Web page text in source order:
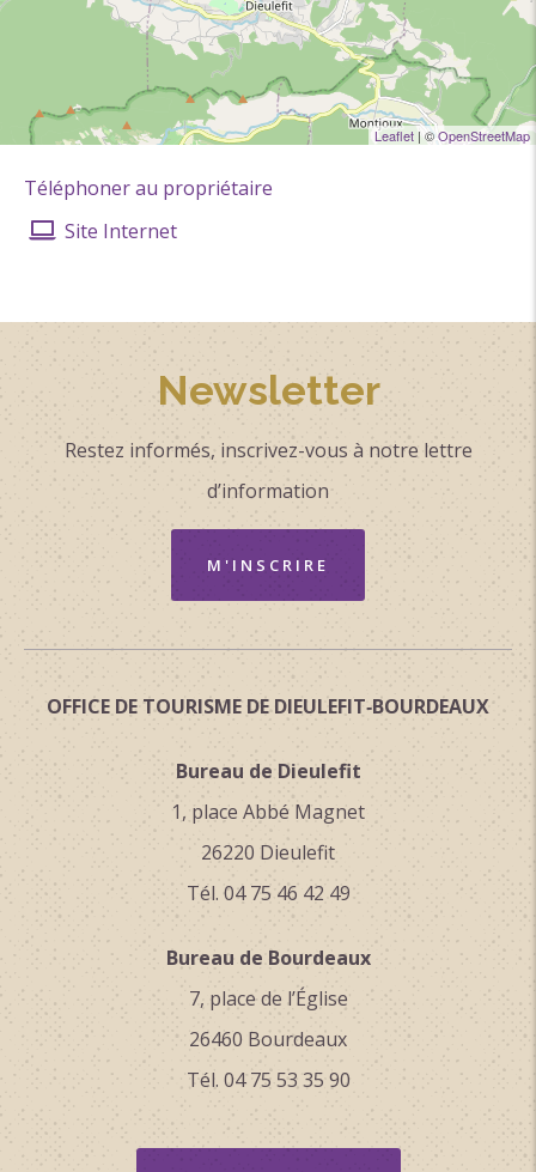
Leaflet | ©OpenStreetMap
Téléphoner au propriétaire
Site Internet
Newsletter
Restez informés, inscrivez-vous à notre lettre
d’information
M'INSCRIRE
OFFICE DE TOURISME DE DIEULEFIT‑BOURDEAUX
Bureau de Dieulefit
1, place Abbé Magnet
26220 Dieulefit
Tél. 04 75 46 42 49
Bureau de Bourdeaux
7, place de l’Église
26460 Bourdeaux
Tél. 04 75 53 35 90